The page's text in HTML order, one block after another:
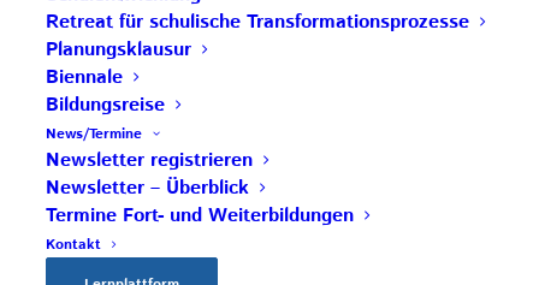
Retreat für schulische Transformationsprozesse
Planungsklausur
Biennale
Bildungsreise
News/Termine
Newsletter registrieren
Newsletter – Überblick
Termine Fort- und Weiterbildungen
Kontakt
professionalisieren sich weiter.
Die Tätigkeiten und Initiativen der Partner- Impuls-
und Innovationsschulen der COOL Community
werden vomCOOL Förderverein
DasImpulszentrumleitet und koordiniert die
Lehrer:inneninitiative.